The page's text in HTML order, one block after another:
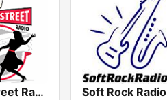
Swing Street Radio Soft Rock Radio